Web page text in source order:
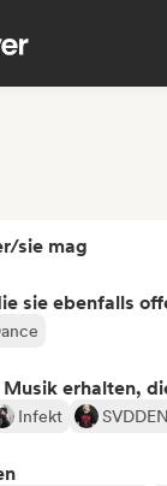
sie mag
sie ebenfalls
erhalten,
Infekt